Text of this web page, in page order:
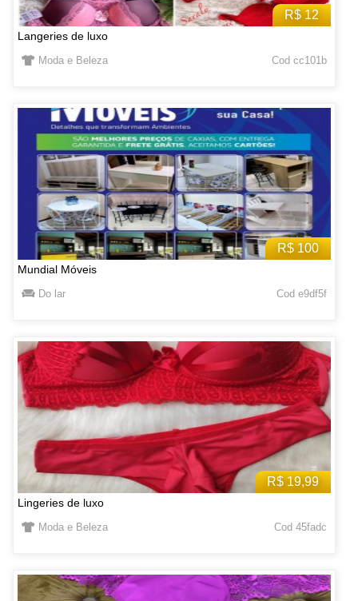
R$ 12
Langeries de luxo
Moda e Beleza Cod cc101b
R$ 100
Mundial Móveis
Do lar Cod e9df5f
R$ 19,99
Lingeries de luxo
Moda e Beleza Cod 45fadc